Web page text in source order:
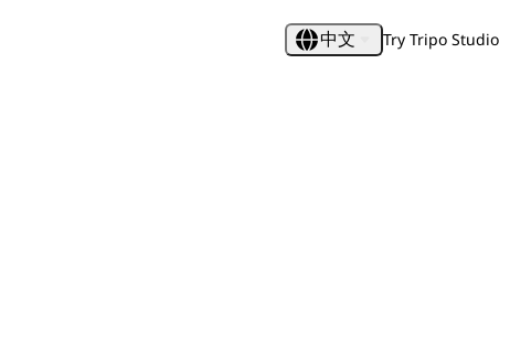
中文 Try Tripo Studio